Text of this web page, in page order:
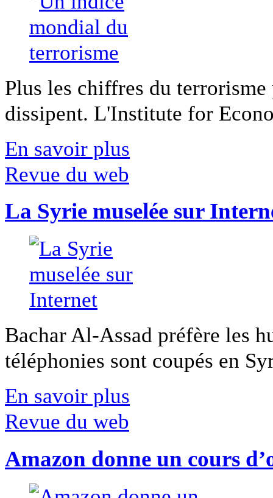
Plus les chiffres du
dissipent. L'Institute for
En savoir plus
Revue du web
La Syrie muselée sur
Bachar Al-Assad préfère les
téléphonies sont coupés en
En savoir plus
Revue du web
Amazon donne un cours